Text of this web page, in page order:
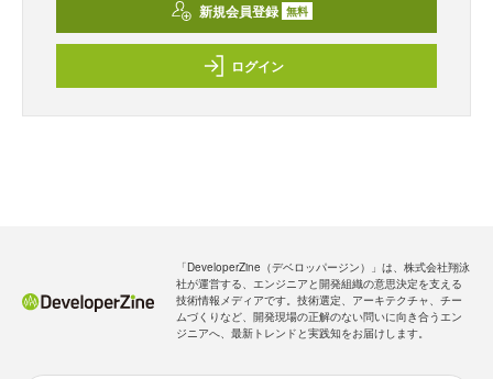
新規会員登録 無料
ログイン
「DeveloperZine（デベロッパージン）」は、株式会社翔泳
社が運営する、エンジニアと開発組織の意思決定を支える
技術情報メディアです。技術選定、アーキテクチャ、チー
ムづくりなど、開発現場の正解のない問いに向き合うエン
ジニアへ、最新トレンドと実践知をお届けします。